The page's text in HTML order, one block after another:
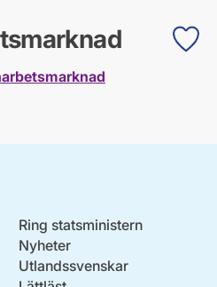
Ring statsministern
Nyheter
Utlandssvenskar